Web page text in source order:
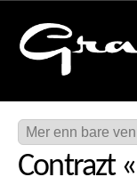
Contrazt«